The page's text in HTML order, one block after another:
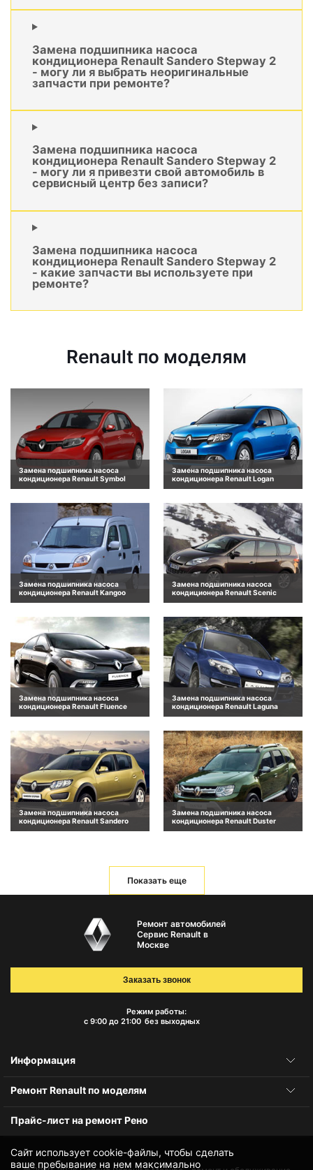
Замена подшипника насоса
кондиционера Renault Sandero Stepway 2
- могу ли я выбрать неоригинальные
запчасти при ремонте?
Замена подшипника насоса
кондиционера Renault Sandero Stepway 2
- могу ли я привезти свой автомобиль в
сервисный центр без записи?
Замена подшипника насоса
кондиционера Renault Sandero Stepway 2
- какие запчасти вы используете при
ремонте?
Renault по моделям
Замена подшипника насоса
кондиционера Renault Symbol
Замена подшипника насоса
кондиционера Renault Logan
Замена подшипника насоса
кондиционера Renault Kangoo
Замена подшипника насоса
кондиционера Renault Scenic
Замена подшипника насоса
кондиционера Renault Fluence
Замена подшипника насоса
кондиционера Renault Laguna
Замена подшипника насоса
кондиционера Renault Sandero
Замена подшипника насоса
кондиционера Renault Duster
Показать еще
Сайт использует cookie-файлы, чтобы сделать
ваше пребывание на нем максимально
Ремонт автомобилей
Сервис Renault в
Москве
Режим работы:
с 9:00 до 21:00 без выходных
Заказать звонок
Информация
Ремонт Renault по моделям
Прайс-лист на ремонт Рено